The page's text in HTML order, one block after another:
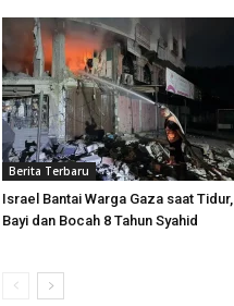
Berita Terbaru
Israel Bantai Warga Gaza saat Tidur,
Bayi dan Bocah 8 Tahun Syahid